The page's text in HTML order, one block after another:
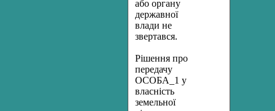
або органу
державної
влади не
звертався.
Рішення про
передачу
ОСОБА_1 у
власність
земельної